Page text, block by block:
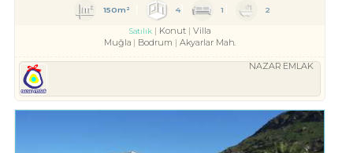
150m² 4 1 2
Satılık Konut
Villa
Muğla
Bodrum Akyarlar Mah.
NAZAR EMLAK